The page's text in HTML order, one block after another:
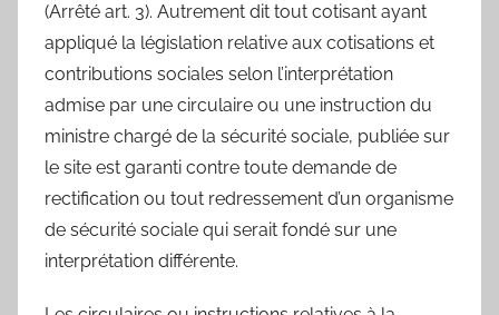
(Arrêté art. 3). Autrement dit tout cotisant ayant
appliqué la législation relative aux cotisations et
contributions sociales selon l’interprétation
admise par une circulaire ou une instruction du
ministre chargé de la sécurité sociale, publiée sur
le site est garanti contre toute demande de
rectification ou tout redressement d’un organisme
de sécurité sociale qui serait fondé sur une
interprétation différente.